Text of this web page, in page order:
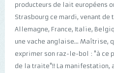
producteurs de lait européens
Strasbourg ce mardi, venant de
Allemagne, France, Italie,
une vache anglaise... Maîtrise,
exprimer son raz-le-bol : "à
de la traite"!! La manifestation,